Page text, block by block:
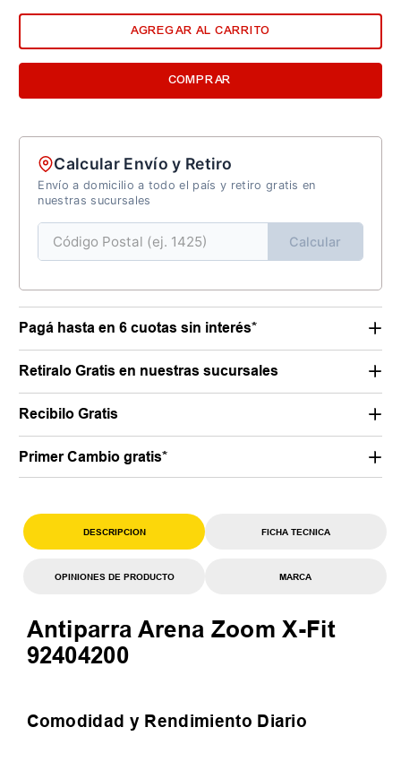
AGREGAR AL CARRITO
COMPRAR
Calcular Envío y Retiro
Envío a domicilio a todo el país y retiro gratis en
nuestras sucursales
Calcular
Pagá hasta en 6 cuotas sin interés*
Retiralo Gratis en nuestras sucursales
Recibilo Gratis
Primer Cambio gratis*
DESCRIPCION FICHA TECNICA
OPINIONES DE PRODUCTO MARCA
Antiparra Arena Zoom X-Fit
92404200
Comodidad y Rendimiento Diario